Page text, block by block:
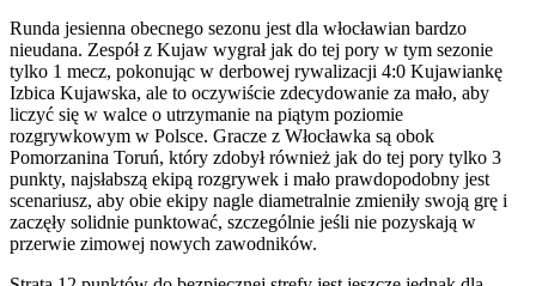
Runda jesienna obecnego sezonu jest dla włocławian bardzo
nieudana. Zespół z Kujaw wygrał jak do tej pory w tym sezonie
tylko 1 mecz, pokonując w derbowej rywalizacji 4:0 Kujawiankę
Izbica Kujawska, ale to oczywiście zdecydowanie za mało, aby
liczyć się w walce o utrzymanie na piątym poziomie
rozgrywkowym w Polsce. Gracze z Włocławka są obok
Pomorzanina Toruń, który zdobył również jak do tej pory tylko 3
punkty, najsłabszą ekipą rozgrywek i mało prawdopodobny jest
scenariusz, aby obie ekipy nagle diametralnie zmieniły swoją grę i
zaczęły solidnie punktować, szczególnie jeśli nie pozyskają w
przerwie zimowej nowych zawodników.